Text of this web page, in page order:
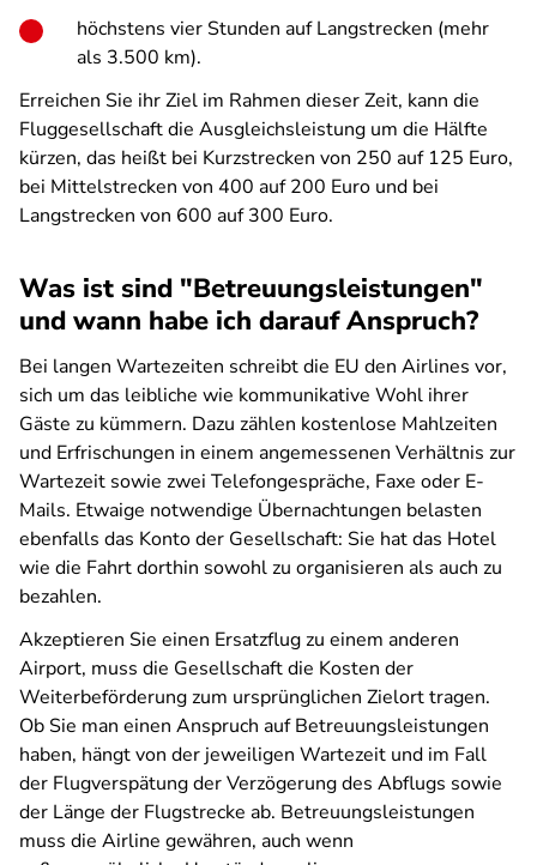
höchstens vier Stunden auf Langstrecken (mehr
als 3.500 km).
Erreichen Sie ihr Ziel im Rahmen dieser Zeit, kann die
Fluggesellschaft die Ausgleichsleistung um die Hälfte
kürzen, das heißt bei Kurzstrecken von 250 auf 125 Euro,
bei Mittelstrecken von 400 auf 200 Euro und bei
Langstrecken von 600 auf 300 Euro.
Was ist sind "Betreuungsleistungen"
und wann habe ich darauf Anspruch?
Bei langen Wartezeiten schreibt die EU den Airlines vor,
sich um das leibliche wie kommunikative Wohl ihrer
Gäste zu kümmern. Dazu zählen kostenlose Mahlzeiten
und Erfrischungen in einem angemessenen Verhältnis zur
Wartezeit sowie zwei Telefongespräche, Faxe oder E-
Mails. Etwaige notwendige Übernachtungen belasten
ebenfalls das Konto der Gesellschaft: Sie hat das Hotel
wie die Fahrt dorthin sowohl zu organisieren als auch zu
bezahlen.
Akzeptieren Sie einen Ersatzflug zu einem anderen
Airport, muss die Gesellschaft die Kosten der
Weiterbeförderung zum ursprünglichen Zielort tragen.
Ob Sie man einen Anspruch auf Betreuungsleistungen
haben, hängt von der jeweiligen Wartezeit und im Fall
der Flugverspätung der Verzögerung des Abflugs sowie
der Länge der Flugstrecke ab. Betreuungsleistungen
muss die Airline gewähren, auch wenn